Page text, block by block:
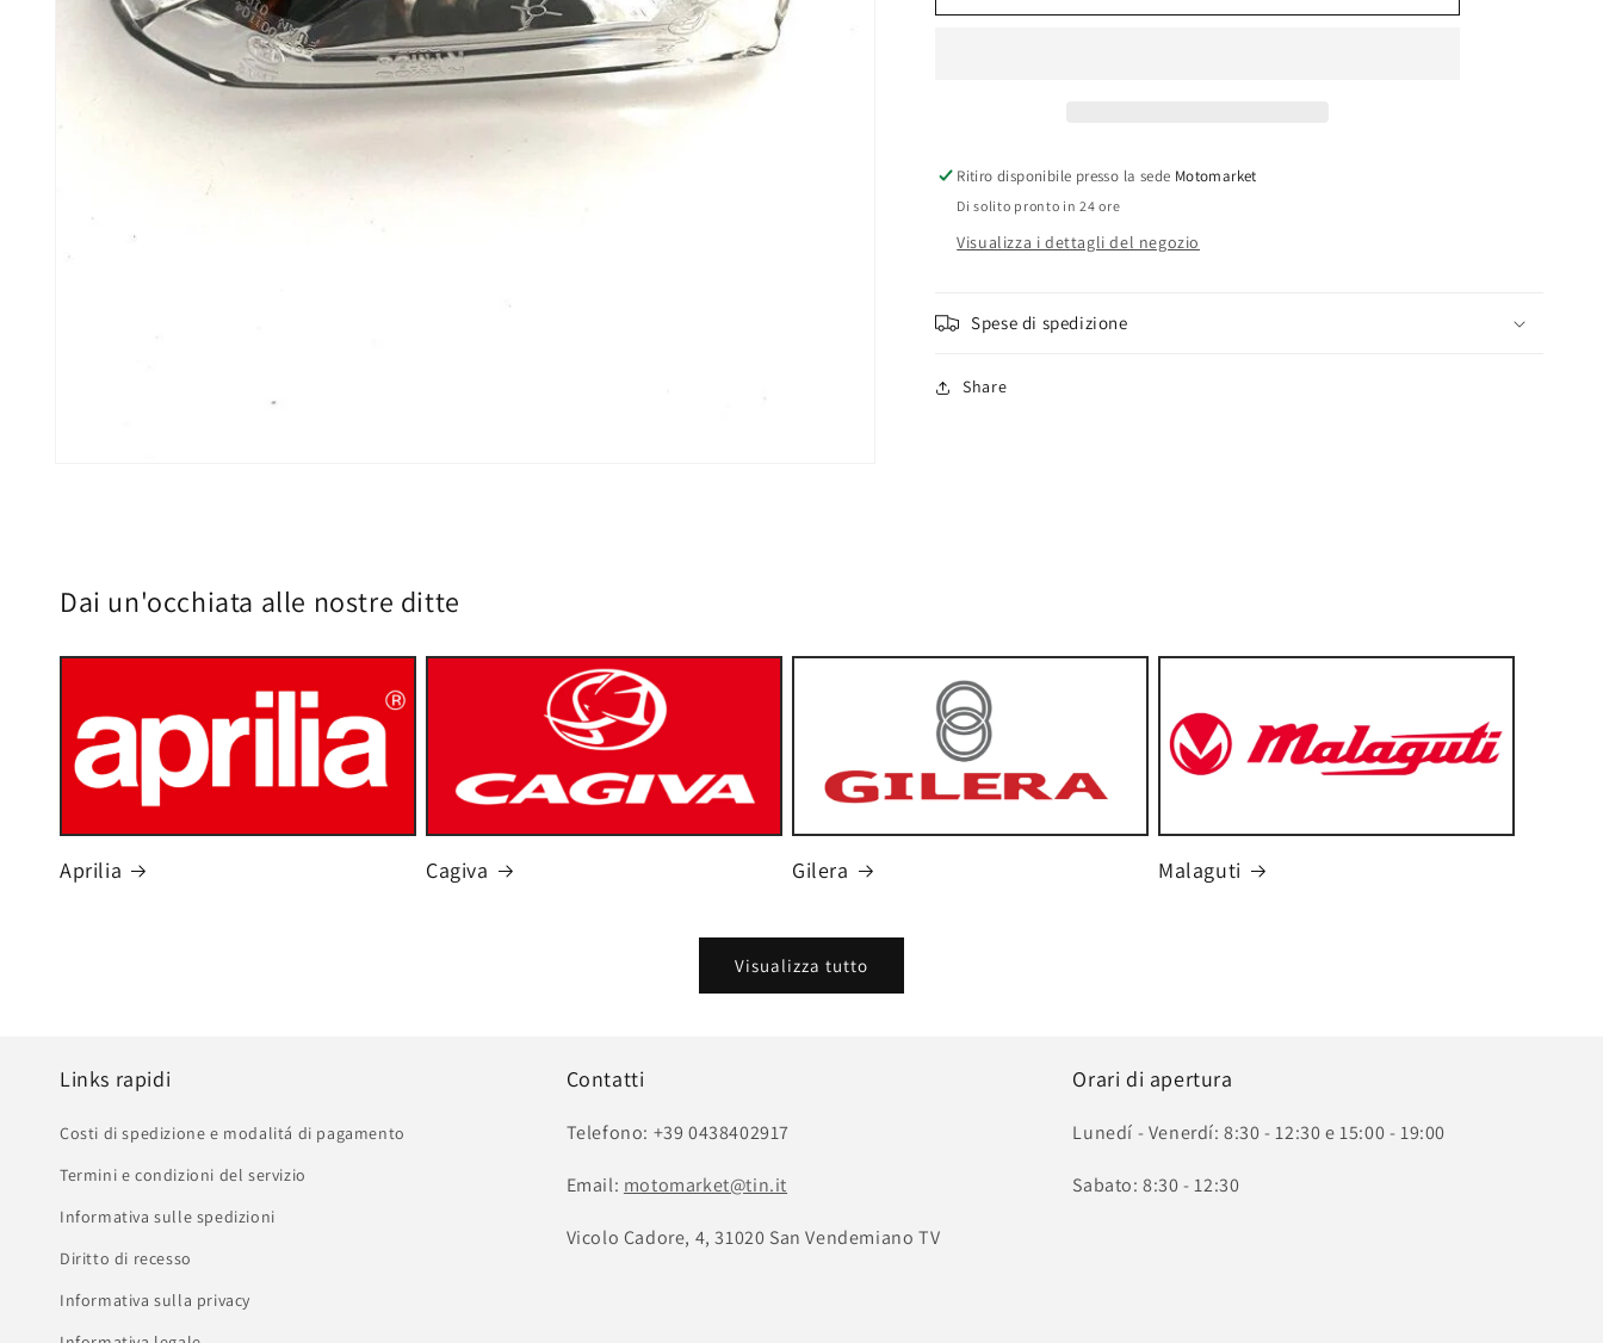
quad
quad
Ritiro disponibile presso la sede Motomarket
Di solito pronto in 24 ore
Visualizza i dettagli del negozio
Spese di spedizione
Share
Dai un'occhiata alle nostre ditte
Aprilia Cagiva Gilera Malaguti
Visualizza tutto
Links rapidi
Costi di spedizione e modalitá di pagamento
Termini e condizioni del servizio
Informativa sulle spedizioni
Diritto di recesso
Informativa sulla privacy
Contatti
Telefono: +39 0438402917
Email: motomarket@tin.it
Vicolo Cadore, 4, 31020 San Vendemiano TV
Orari di apertura
Lunedí - Venerdí: 8:30 - 12:30 e 15:00 - 19:00
Sabato: 8:30 - 12:30